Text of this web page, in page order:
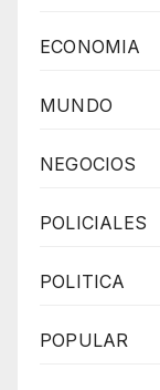
ECONOMIA
MUNDO
NEGOCIOS
POLICIALES
POLITICA
POPULAR